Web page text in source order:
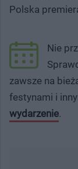
Polska
Nie
zawsze na
festynami i
wydarzenie.